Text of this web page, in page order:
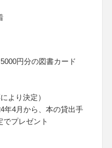
円分の図書カード
より決定）
年4月から、本の貸出手
でプレゼント